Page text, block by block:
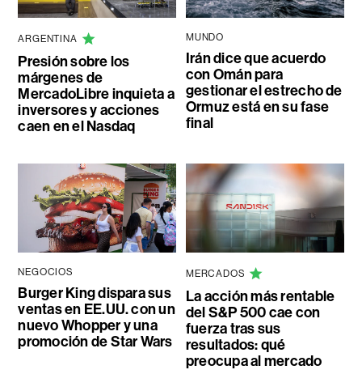
ARGENTINA
Presión sobre los
márgenes de
MercadoLibre inquieta a
inversores y acciones
caen en el Nasdaq
MUNDO
Irán dice que acuerdo
con Omán para
gestionar el estrecho de
Ormuz está en su fase
final
NEGOCIOS
Burger King dispara sus
ventas en EE.UU. con un
nuevo Whopper y una
promoción de Star Wars
MERCADOS
La acción más rentable
del S&P 500 cae con
fuerza tras sus
resultados: qué
preocupa al mercado